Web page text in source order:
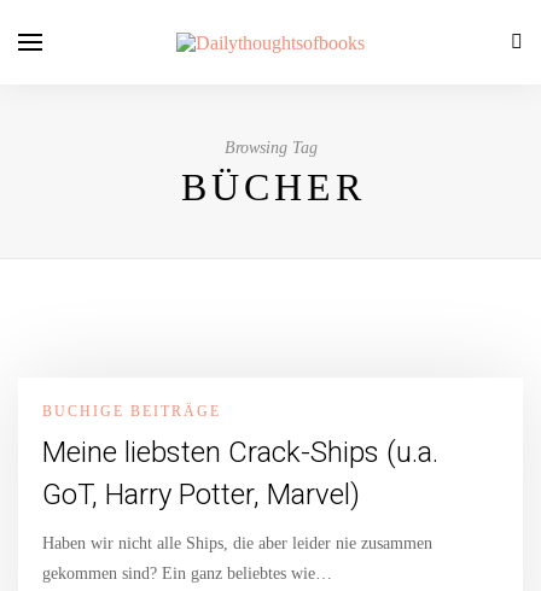
Browsing Tag
BÜCHER
BUCHIGE BEITRÄGE
Meine liebsten Crack-Ships (u.a.
GoT, Harry Potter, Marvel)
Haben wir nicht alle Ships, die aber leider nie zusammen
gekommen sind? Ein ganz beliebtes wie…